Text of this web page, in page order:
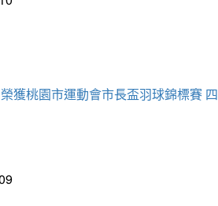
獲桃園市運動會市長盃羽球錦標賽